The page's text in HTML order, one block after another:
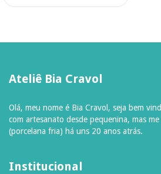
Ateliê Bia Cravol
Olá, meu nome é Bia Cravol, seja bem
com artesanato desde pequenina, mas
(porcelana fria) há uns 20 anos atrás.
Institucional